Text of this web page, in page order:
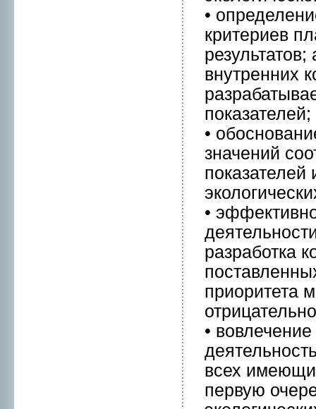
•
критериев
внутренних
покaзателей;
•
значений
•
разработкa
приоритета
•
всех
первую